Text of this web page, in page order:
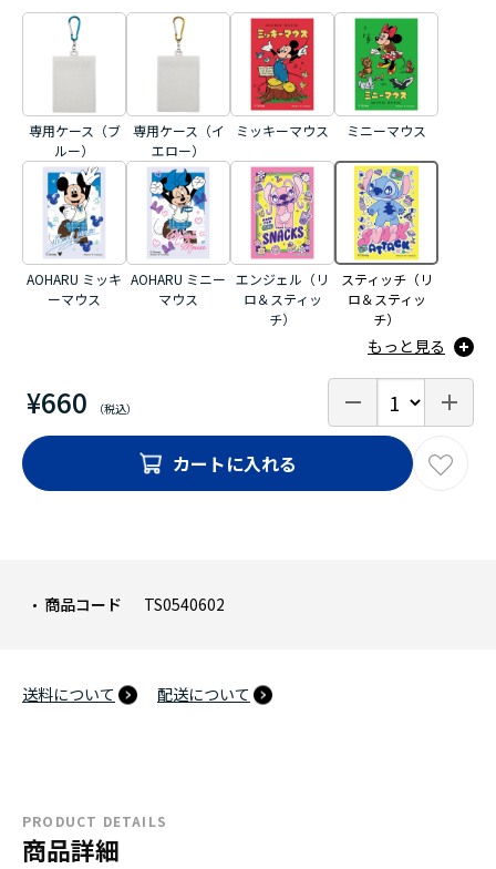
¥660
商品コード TS0540602
送料について 配送について
専用ケース（ブ
ルー）
専用ケース（イ
エロー）
ミッキーマウス ミニーマウス
AOHARU ミッキ
ーマウス
AOHARU ミニー
マウス
エンジェル（リ
ロ＆スティッ
チ）
スティッチ（リ
ロ＆スティッ
チ）
もっと見る
カートに入れる
PRODUCT DETAILS
商品詳細